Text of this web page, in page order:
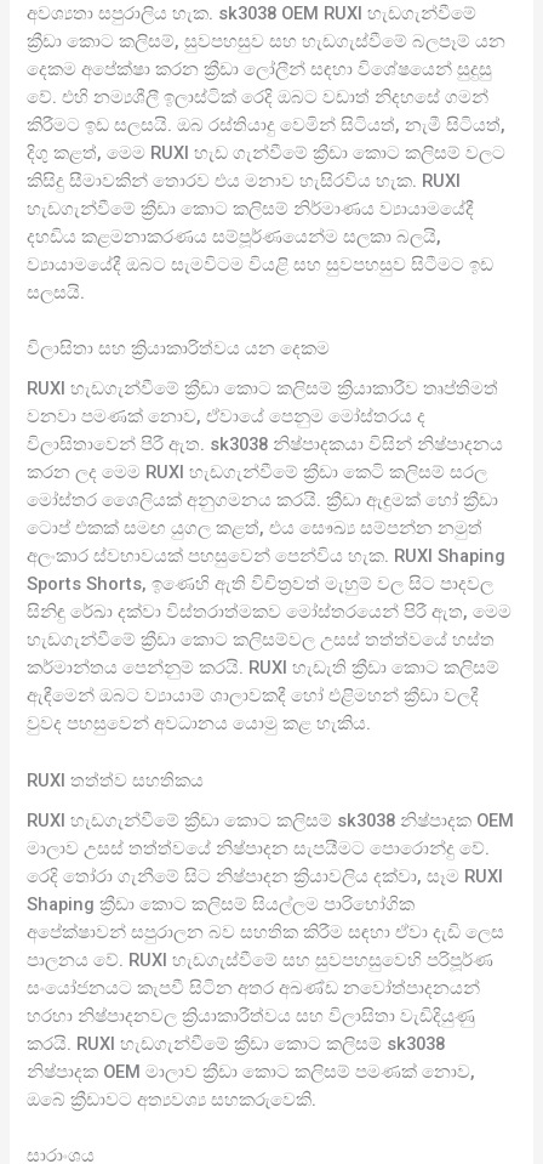
අවශ්‍යතා සපුරාලිය හැක. sk3038 OEM RUXI හැඩගැන්වීමේ
ක්‍රීඩා කොට කලිසම්, සුවපහසුව සහ හැඩගැස්වීමේ බලපෑම් යන
දෙකම අපේක්ෂා කරන ක්‍රීඩා ලෝලීන් සඳහා විශේෂයෙන් සුදුසු
වේ. එහි නම්‍යශීලී ඉලාස්ටික් රෙදි ඔබට වඩාත් නිදහසේ ගමන්
කිරීමට ඉඩ සලසයි. ඔබ රස්තියාදු වෙමින් සිටියත්, නැමී සිටියත්,
දිගු කළත්, මෙම RUXI හැඩ ගැන්වීමේ ක්‍රීඩා කොට කලිසම් වලට
කිසිදු සීමාවකින් තොරව එය මනාව හැසිරවිය හැක. RUXI
හැඩගැන්වීමේ ක්‍රීඩා කොට කලිසම් නිර්මාණය ව්‍යායාමයේදී
දහඩිය කළමනාකරණය සම්පූර්ණයෙන්ම සලකා බලයි,
ව්‍යායාමයේදී ඔබට සැමවිටම වියළි සහ සුවපහසුව සිටීමට ඉඩ
සලසයි.
විලාසිතා සහ ක්‍රියාකාරිත්වය යන දෙකම
RUXI හැඩගැන්වීමේ ක්‍රීඩා කොට කලිසම් ක්‍රියාකාරීව තෘප්තිමත්
වනවා පමණක් නොව, ඒවායේ පෙනුම මෝස්තරය ද
විලාසිතාවෙන් පිරී ඇත. sk3038 නිෂ්පාදකයා විසින් නිෂ්පාදනය
කරන ලද මෙම RUXI හැඩගැන්වීමේ ක්‍රීඩා කෙටි කලිසම් සරල
මෝස්තර ශෛලියක් අනුගමනය කරයි. ක්‍රීඩා ඇඳුමක් හෝ ක්‍රීඩා
ටොප් එකක් සමඟ යුගල කළත්, එය සෞඛ්‍ය සම්පන්න නමුත්
අලංකාර ස්වභාවයක් පහසුවෙන් පෙන්විය හැක. RUXI Shaping
Sports Shorts, ඉණෙහි ඇති විචිත්‍රවත් මැහුම් වල සිට පාදවල
සිනිඳු රේඛා දක්වා විස්තරාත්මකව මෝස්තරයෙන් පිරී ඇත, මෙම
හැඩගැන්වීමේ ක්‍රීඩා කොට කලිසම්වල උසස් තත්ත්වයේ හස්ත
කර්මාන්තය පෙන්නුම් කරයි. RUXI හැඩැති ක්‍රීඩා කොට කලිසම්
ඇඳීමෙන් ඔබට ව්‍යායාම් ශාලාවකදී හෝ එළිමහන් ක්‍රීඩා වලදී
වුවද පහසුවෙන් අවධානය යොමු කළ හැකිය.
RUXI තත්ත්ව සහතිකය
RUXI හැඩගැන්වීමේ ක්‍රීඩා කොට කලිසම් sk3038 නිෂ්පාදක OEM
මාලාව උසස් තත්ත්වයේ නිෂ්පාදන සැපයීමට පොරොන්දු වේ.
රෙදි තෝරා ගැනීමේ සිට නිෂ්පාදන ක්‍රියාවලිය දක්වා, සෑම RUXI
Shaping ක්‍රීඩා කොට කලිසම් සියල්ලම පාරිභෝගික
අපේක්ෂාවන් සපුරාලන බව සහතික කිරීම සඳහා ඒවා දැඩි ලෙස
පාලනය වේ. RUXI හැඩගැස්වීමේ සහ සුවපහසුවෙහි පරිපූර්ණ
සංයෝජනයට කැපවී සිටින අතර අඛණ්ඩ නවෝත්පාදනයන්
හරහා නිෂ්පාදනවල ක්‍රියාකාරීත්වය සහ විලාසිතා වැඩිදියුණු
කරයි. RUXI හැඩගැන්වීමේ ක්‍රීඩා කොට කලිසම් sk3038
නිෂ්පාදක OEM මාලාව ක්‍රීඩා කොට කලිසම් පමණක් නොව,
ඔබේ ක්‍රීඩාවට අත්‍යවශ්‍ය සහකරුවෙකි.
සාරාංශය